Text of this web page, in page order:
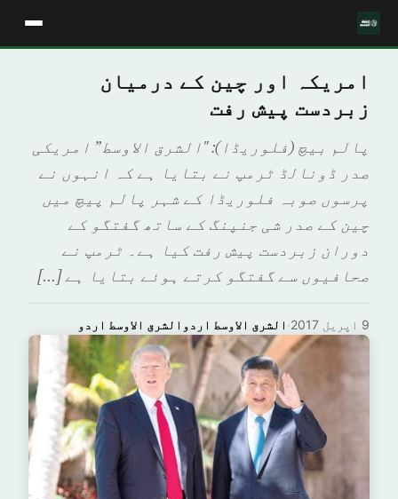
امریکہ اور چین کے درمیان
زبردست پیش رفت
پالم بیچ (فلوریڈا): "الشرق الاوسط” امریکی
صدر ڈونالڈ ٹرمپ نے بتایا ہے کہ انہوں نے
پرسوں صوبہ فلوریڈا کے شہر پالم پیچ میں
چین کے صدر شی جنپنگ کے ساتھ گفتگو کے
دوران زبردست پیش رفت کیا ہے۔ ٹرمپ نے
صحافیوں سے گفتگو کرتے ہوئے بتایا ہے […]
الشرق الاوسط اردوالشرق الاوسط اردو · 9 اپریل 2017